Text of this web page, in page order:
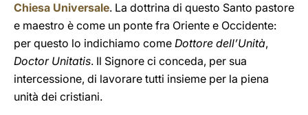
Chiesa Universale. La dottrina di questo Santo pastore
e maestro è come un ponte fra Oriente e Occidente:
per questo lo indichiamo come Dottore dell’Unità,
Doctor Unitatis. Il Signore ci conceda, per sua
intercessione, di lavorare tutti insieme per la piena
unità dei cristiani.